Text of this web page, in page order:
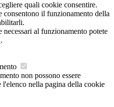
quali cookie consentire.
consentono il funzionamento della
al funzionamento potete
.
non possono essere
nella pagina della cookie